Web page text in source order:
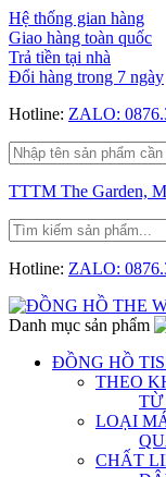
Hệ thống gian hàng
Giao hàng toàn quốc
Trả tiền tại nhà
Đổi hàng trong 7 ngày
Hotline: ZALO:
TTTM The Garden,
Hotline: ZALO:
Danh mục sản phẩm
ĐỒNG HỒ
THEO
TỪ
LOẠI
CHẤT